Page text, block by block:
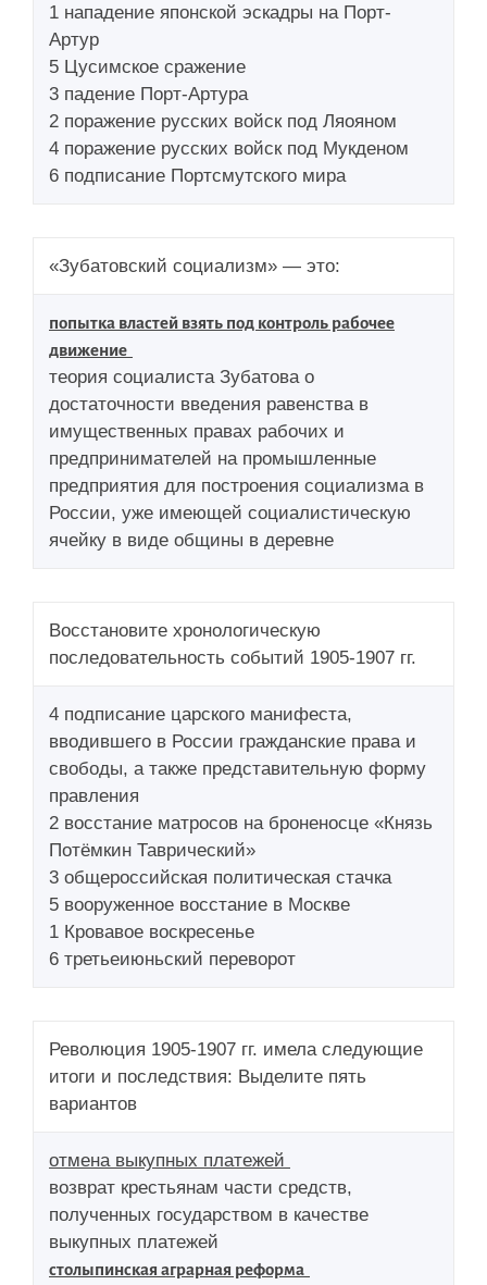
1 нападение японской эскадры на Порт-
Артур
5 Цусимское сражение
3 падение Порт-Артура
2 поражение русских войск под Ляояном
4 поражение русских войск под Мукденом
6 подписание Портсмутского мира
«Зубатовский социализм» — это:
попытка властей взять под контроль рабочее
движение
теория социалиста Зубатова о
достаточности введения равенства в
имущественных правах рабочих и
предпринимателей на промышленные
предприятия для построения социализма в
России, уже имеющей социалистическую
ячейку в виде общины в деревне
Восстановите хронологическую
последовательность событий 1905-1907 гг.
4 подписание царского манифеста,
вводившего в России гражданские права и
свободы, а также представительную форму
правления
2 восстание матросов на броненосце «Князь
Потёмкин Таврический»
3 общероссийская политическая стачка
5 вооруженное восстание в Москве
1 Кровавое воскресенье
6 третьеиюньский переворот
Революция 1905-1907 гг. имела следующие
итоги и последствия: Выделите пять
вариантов
отмена выкупных платежей
возврат крестьянам части средств,
полученных государством в качестве
выкупных платежей
столыпинская аграрная реформа